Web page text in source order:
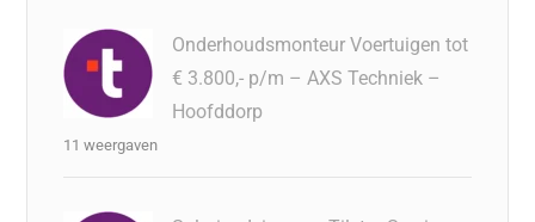
Onderhoudsmonteur Voertuigen tot
€ 3.800,- p/m – AXS Techniek –
Hoofddorp
11 weergaven